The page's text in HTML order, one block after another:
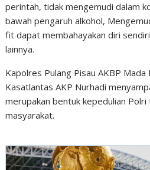
perintah, tidak mengemudi dalam
bawah pengaruh alkohol,
fit dapat membahayakan diri
lainnya.
Kapolres Pulang Pisau AKBP Mada
Kasatlantas AKP Nurhadi
merupakan bentuk kepedulian
masyarakat.